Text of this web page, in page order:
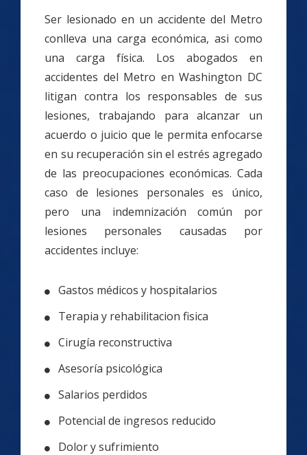
Ser lesionado en un accidente del Metro
conlleva una carga económica, asi como
una carga física. Los abogados en
accidentes del Metro en Washington DC
litigan contra los responsables de sus
lesiones, trabajando para alcanzar un
acuerdo o juicio que le permita enfocarse
en su recuperación sin el estrés agregado
de las preocupaciones económicas. Cada
caso de lesiones personales es único,
pero una indemnización común por
lesiones personales causadas por
accidentes incluye:
Gastos médicos y hospitalarios
Terapia y rehabilitacion fisica
Cirugía reconstructiva
Asesoría psicológica
Salarios perdidos
Potencial de ingresos reducido
Dolor y sufrimiento